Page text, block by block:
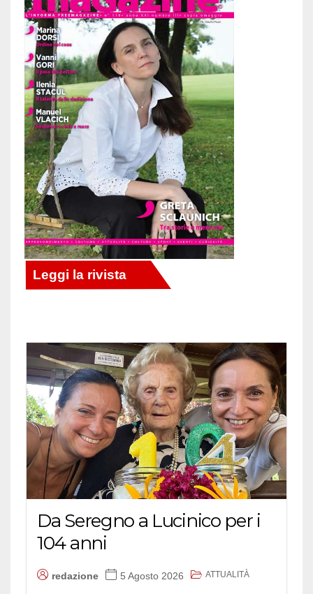
Da Seregno a Lucinico per i
104 anni
redazione 5 Agosto 2026 ATTUALITÀ